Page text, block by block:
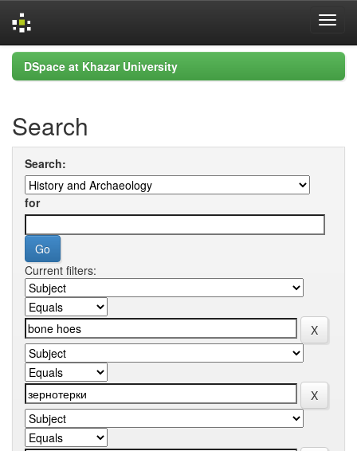
Skip
navigation
DSpace at Khazar University
Search
Search:
for
Current filters: